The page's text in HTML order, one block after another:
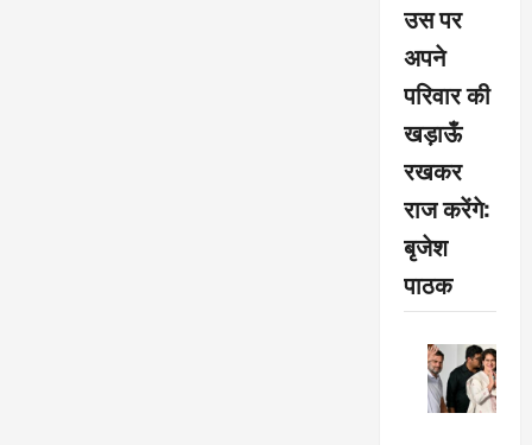
उस पर
अपने
परिवार की
खड़ाऊँ
रखकर
राज करेंगे:
बृजेश
पाठक